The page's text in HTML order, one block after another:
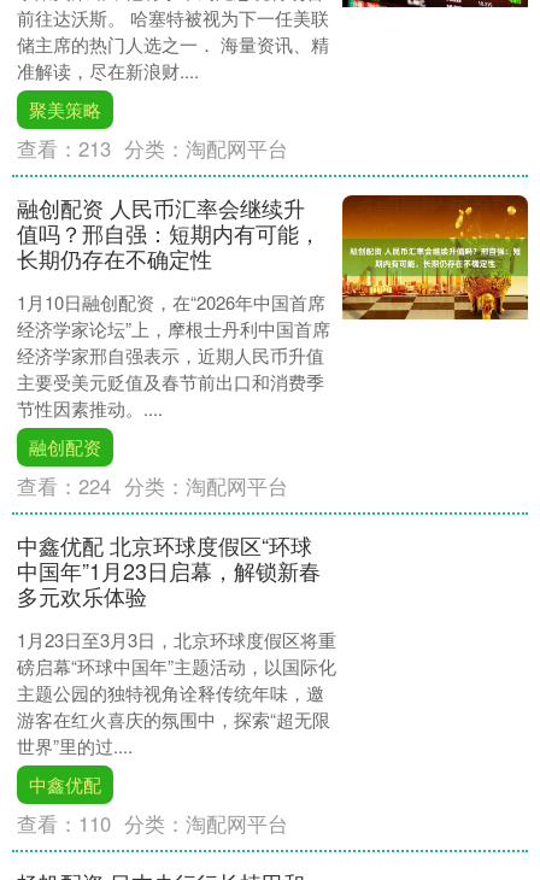
前往达沃斯。 哈塞特被视为下一任美联
储主席的热门人选之一． 海量资讯、精
准解读，尽在新浪财....
聚美策略
查看：213 分类：淘配网平台
融创配资 人民币汇率会继续升
值吗？邢自强：短期内有可能，
长期仍存在不确定性
1月10日融创配资，在“2026年中国首席
经济学家论坛”上，摩根士丹利中国首席
经济学家邢自强表示，近期人民币升值
主要受美元贬值及春节前出口和消费季
节性因素推动。....
融创配资
查看：224 分类：淘配网平台
中鑫优配 北京环球度假区“环球
中国年”1月23日启幕，解锁新春
多元欢乐体验
1月23日至3月3日，北京环球度假区将重
磅启幕“环球中国年”主题活动，以国际化
主题公园的独特视角诠释传统年味，邀
游客在红火喜庆的氛围中，探索“超无限
世界”里的过....
中鑫优配
查看： 110 分类：淘配网平台